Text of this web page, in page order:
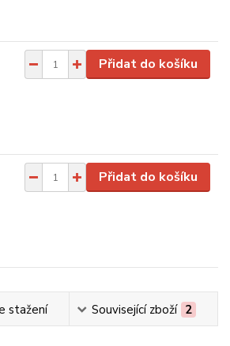
Přidat do košíku
Přidat do košíku
stažení Související zboží 2